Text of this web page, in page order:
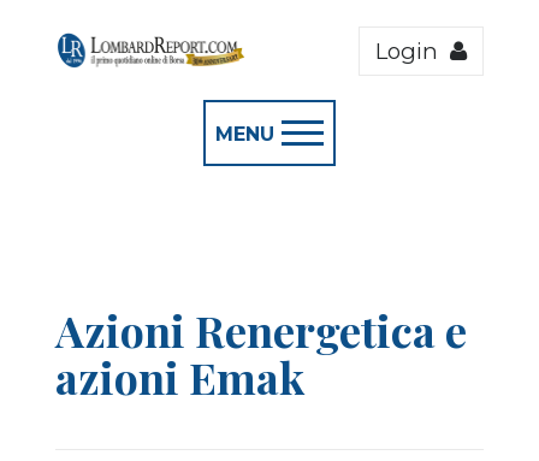
Login
MENU
Azioni Renergetica e
azioni Emak